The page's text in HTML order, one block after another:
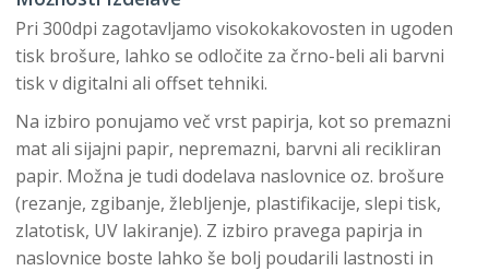
Pri 300dpi zagotavljamo visokokakovosten in ugoden
tisk brošure, lahko se odločite za črno-beli ali barvni
tisk v digitalni ali offset tehniki.
Na izbiro ponujamo več vrst papirja, kot so premazni
mat ali sijajni papir, nepremazni, barvni ali recikliran
papir. Možna je tudi dodelava naslovnice oz. brošure
(rezanje, zgibanje, žlebljenje, plastifikacije, slepi tisk,
zlatotisk, UV lakiranje). Z izbiro pravega papirja in
naslovnice boste lahko še bolj poudarili lastnosti in